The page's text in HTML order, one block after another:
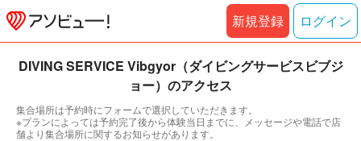
新規登録 ログイン
DIVING SERVICE Vibgyor（ダイビングサービスビブジ
ョー）のアクセス
集合場所は予約時にフォームで選択していただきます。
※プランによっては予約完了後から体験当日までに、メッセージや電話で店
舗より集合場所に関するお知らせがあります。